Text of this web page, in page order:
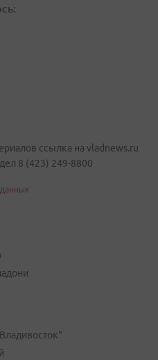
ссылка на vladnews.ru
8 (423) 249-8800